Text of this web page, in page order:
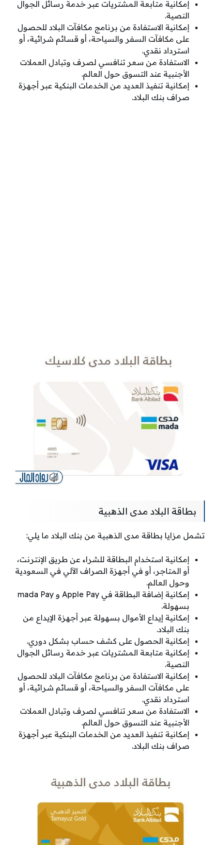
إمكانية متابعة المشتريات عبر خدمة رسائل الجوال
النصية.
إمكانية الاستفادة من برنامج مكافآت البلاد للحصول
على مكافآت السفر والسياحة، أو قسائم شرائية، أو
استرداد نقدي.
الاستفادة من سعر تنافسي لصرف وتبادل العملات
الأجنبية عند التسوق حول العالم.
إمكانية تنفيذ العديد من الخدمات البنكية عبر أجهزة
صراف بنك البلاد.
بطاقة البلاد مدى الذهبية
تشمل مزايا بطاقة مدى الذهبية من بنك البلاد ما يلي:
إمكانية استخدام البطاقة للشراء عن طريق الإنترنت،
أو المتاجر، أو في أجهزة الصراف الآلي في السعودية
وحول العالم.
إمكانية إضافة البطاقة في Apple Pay و mada Pay
بسهولة.
إمكانية إيداع الأموال بسهولة عبر أجهزة الإيداع من
بنك البلاد.
إمكانية الحصول على كشف حساب بشكل دوري.
إمكانية متابعة المشتريات عبر خدمة رسائل الجوال
النصية.
إمكانية الاستفادة من برنامج مكافآت البلاد للحصول
على مكافآت السفر والسياحة، أو قسائم شرائية، أو
استرداد نقدي.
الاستفادة من سعر تنافسي لصرف وتبادل العملات
الأجنبية عند التسوق حول العالم.
إمكانية تنفيذ العديد من الخدمات البنكية عبر أجهزة
صراف بنك البلاد.